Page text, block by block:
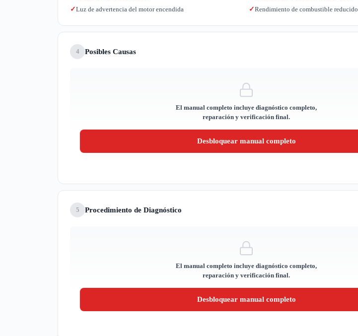
✓Luz de advertencia del motor encendida ✓Rendimiento de combustible reducido
4 Posibles Causas
El manual completo incluye diagnóstico completo,
reparación y verificación final.
Desbloquear manual completo
5 Procedimiento de Diagnóstico
El manual completo incluye diagnóstico completo,
reparación y verificación final.
Desbloquear manual completo